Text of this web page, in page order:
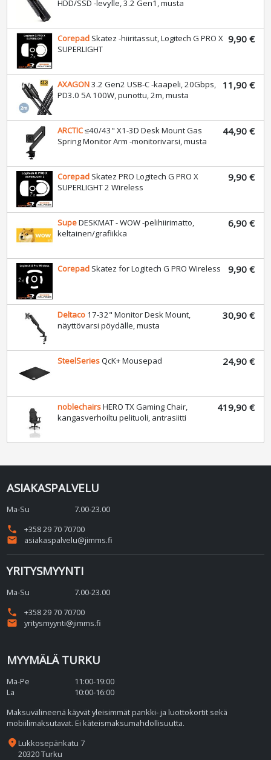
HDD/SSD -levylle, 3.2 Gen1, musta
CorepadSkatez -hiiritassut, Logitech G PRO X
SUPERLIGHT
9,90 €
AXAGON3.2 Gen2 USB-C -kaapeli, 20Gbps,
PD3.0 5A 100W, punottu, 2m, musta
11,90 €
ARCTIC≤40/43" X1-3D Desk Mount Gas
Spring Monitor Arm -monitorivarsi, musta
44,90 €
CorepadSkatez PRO Logitech G PRO X
SUPERLIGHT 2 Wireless
9,90 €
SupeDESKMAT - WOW -pelihiirimatto,
keltainen/grafiikka
6,90 €
CorepadSkatez for Logitech G PRO Wireless 9,90 €
Deltaco17-32" Monitor Desk Mount,
näyttövarsi pöydälle, musta
30,90 €
SteelSeriesQcK+ Mousepad 24,90 €
noblechairsHERO TX Gaming Chair,
kangasverhoiltu pelituoli, antrasiitti
419,90 €
ASIAKASPALVELU
Ma-Su
7.00-23.00
phone
+358 29 70 70700
email
asiakaspalvelu@jimms.fi
YRITYSMYYNTI
Ma-Su
7.00-23.00
phone
+358 29 70 70700
email
yritysmyynti@jimms.fi
MYYMÄLÄ TURKU
Ma-Pe
11:00-19:00
La
10:00-16:00
Maksuvälineenä käyvät yleisimmät pankki- ja luottokortit sekä
mobiilimaksutavat. Ei käteismaksumahdollisuutta.
place Lukkosepänkatu 7
20320 Turku